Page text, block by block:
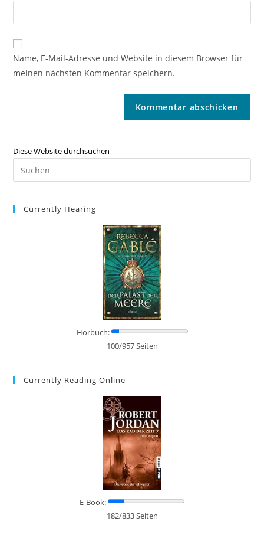
Name, E-Mail-Adresse und Website in diesem Browser für
meinen nächsten Kommentar speichern.
Diese Website durchsuchen
Currently Hearing
Hörbuch:
100/957 Seiten
Currently Reading Online
E-Book:
182/833 Seiten